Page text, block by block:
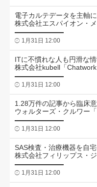
電子カルテデータを主軸
株式会社エスパイオン・
1月31日 12:00
ITに不慣れな人も円滑な
株式会社kubell「Chatwork
1月31日 12:00
1.28万件の記事から臨床
ウォルターズ・クルワー「
1月31日 12:00
SAS検査・治療機器を自
株式会社フィリップス・
1月31日 12:00